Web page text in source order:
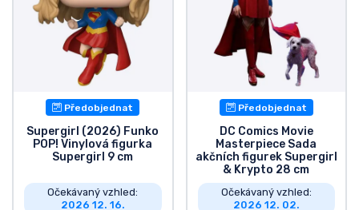
Předobjednat
Supergirl (2026) Funko
POP! Vinylová figurka
Supergirl 9 cm
Očekávaný vzhled:
2026 12. 16.
Předobjednat
DC Comics Movie
Masterpiece Sada
akčních figurek Supergirl
& Krypto 28 cm
Očekávaný vzhled:
2026 12. 02.